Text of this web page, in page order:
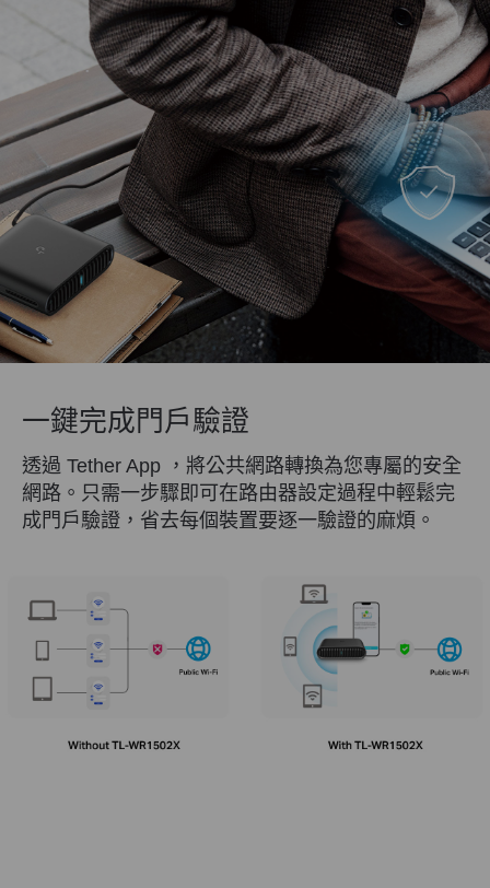
一鍵完成門戶驗證
透過 Tether App ，將公共網路轉換為您專屬的安全
網路。只需一步驟即可在路由器設定過程中輕鬆完
成門戶驗證，省去每個裝置要逐一驗證的麻煩。